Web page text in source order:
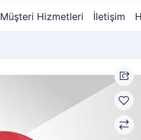
Müşteri Hizmetleri İletişim